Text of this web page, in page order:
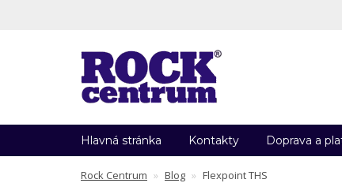
Hlavná stránka Kontakty Doprava a
Rock Centrum Blog Flexpoint THS